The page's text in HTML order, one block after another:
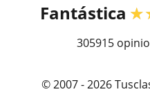
Fantástica
305915
© 2007 - 2026